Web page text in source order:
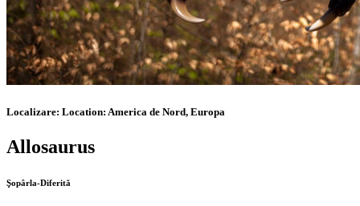
Localizare: Location: America de Nord, Europa
Allosaurus
Şopârla-Diferită